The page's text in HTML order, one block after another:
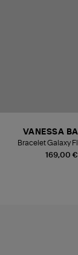
169,00 €
VANESSA
Bracelet Galaxy